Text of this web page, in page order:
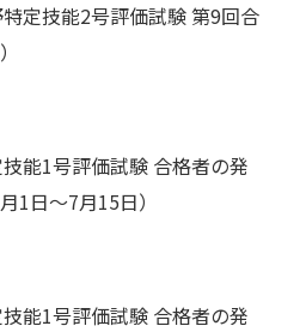
定技能2号評価試験 第9回合
能1号評価試験 合格者の発
1日～7月15日）
能1号評価試験 合格者の発